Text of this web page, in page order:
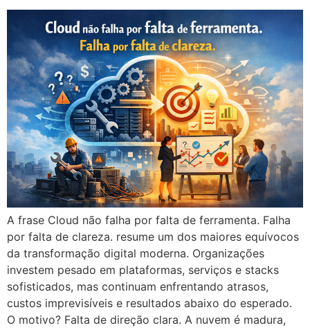
A frase Cloud não falha por falta de ferramenta. Falha
por falta de clareza. resume um dos maiores equívocos
da transformação digital moderna. Organizações
investem pesado em plataformas, serviços e stacks
sofisticados, mas continuam enfrentando atrasos,
custos imprevisíveis e resultados abaixo do esperado.
O motivo? Falta de direção clara. A nuvem é madura,